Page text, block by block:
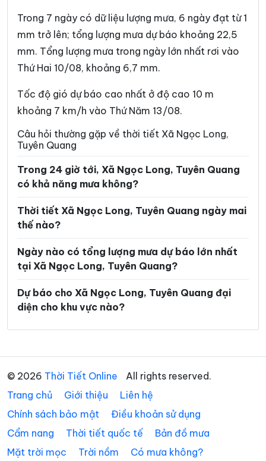
Xã Hùng An Xã Hùng Đức
Xã Hùng Lợi Xã Khâu Vai
Xã Khuôn Lùng Xã Kiên Đài
Xã Kiến Thiết Xã Kim Bình
Xã Lâm Bình Xã Lao Chải
Xã Liên Hiệp Xã Linh Hồ
Xã Lũng Phìn
Xã Mậu Duệ Xã Mèo Vạc
Xã Minh Ngọc
Xã Minh Sơn Xã Minh Tân
Xã Minh Thanh Xã Nà Hang
Xã Nấm Dẩn Xã Nậm Dịch
Xã Pà Vầy Sủ Xã Phố Bảng
Xã Phú Linh Xã Phú Lương
Xã Phù Lưu Xã Pờ Ly Ngài
Xã Quản Bạ Xã Quang Bình
Trong 7 ngày có dữ liệu lượng mưa, 6 ngày đạt từ 1
mm trở lên; tổng lượng mưa dự báo khoảng 22,5
mm. Tổng lượng mưa trong ngày lớn nhất rơi vào
Thứ Hai 10/08, khoảng 6,7 mm.
Tốc độ gió dự báo cao nhất ở độ cao 10 m
khoảng 7 km/h vào Thứ Năm 13/08.
Câu hỏi thường gặp về thời tiết Xã Ngọc Long,
Tuyên Quang
Trong 24 giờ tới, Xã Ngọc Long, Tuyên Quang
có khả năng mưa không?
Thời tiết Xã Ngọc Long, Tuyên Quang ngày mai
thế nào?
Ngày nào có tổng lượng mưa dự báo lớn nhất
tại Xã Ngọc Long, Tuyên Quang?
Dự báo cho Xã Ngọc Long, Tuyên Quang đại
diện cho khu vực nào?
© 2026 Thời Tiết Online
All rights reserved.
Trang chủ
Giới thiệu
Liên hệ
Chính sách bảo mật
Điều khoản sử dụng
Cẩm nang
Thời tiết quốc tế
Bản đồ mưa
Mặt trời mọc
Trời nồm Có mưa không?